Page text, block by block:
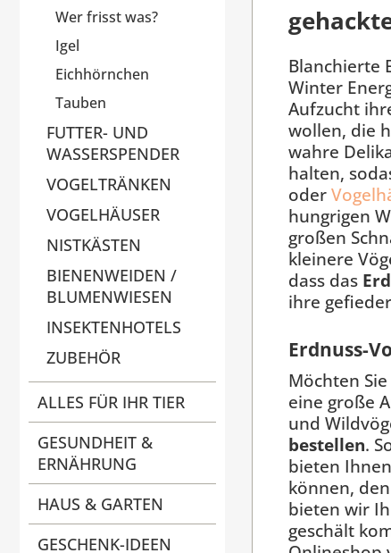
Wer frisst was?
Igel
Eichhörnchen
Tauben
FUTTER- UND
WASSERSPENDER
VOGELTRÄNKEN
VOGELHÄUSER
NISTKÄSTEN
BIENENWEIDEN /
BLUMENWIESEN
INSEKTENHOTELS
ZUBEHÖR
ALLES FÜR IHR TIER
GESUNDHEIT &
ERNÄHRUNG
HAUS & GARTEN
GESCHENK-IDEEN
Blanchierte
Winter
Aufzucht
wollen, die
wahre
halten,
oder
hungrigen
großen
kleinere
dass das
ihre
Erdnuss-
Möchten
eine große
und
bestellen.
bieten
können,
bieten wir
geschält